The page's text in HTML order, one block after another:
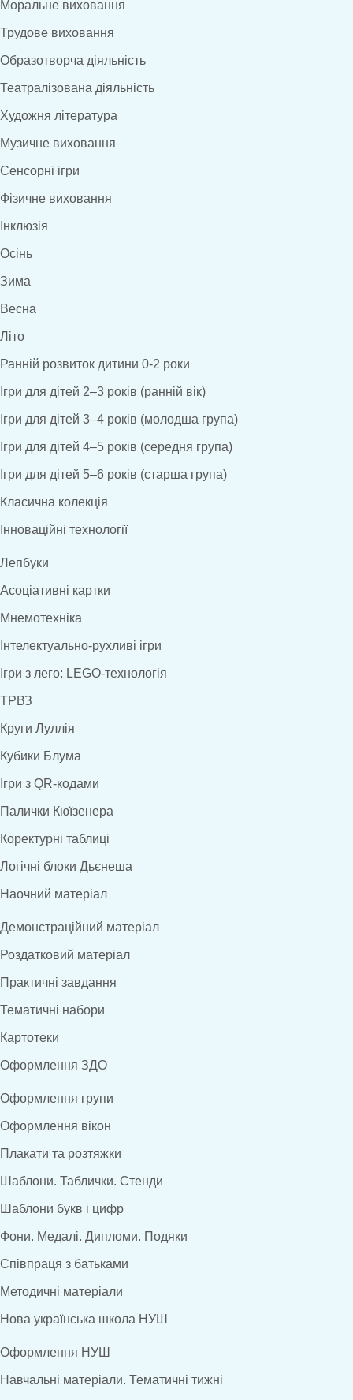
Моральне виховання
Трудове виховання
Образотворча діяльність
Театралізована діяльність
Художня література
Музичне виховання
Сенсорні ігри
Фізичне виховання
Інклюзія
Осінь
Зима
Весна
Літо
Ранній розвиток дитини 0-2 роки
Ігри для дітей 2–3 років (ранній вік)
Ігри для дітей 3–4 років (молодша група)
Ігри для дітей 4–5 років (середня група)
Ігри для дітей 5–6 років (старша група)
Класична колекція
Інноваційні технології
Лепбуки
Асоціативні картки
Мнемотехніка
Інтелектуально-рухливі ігри
Ігри з лего: LEGO-технологія
ТРВЗ
Круги Луллія
Кубики Блума
Ігри з QR-кодами
Палички Кюїзенера
Коректурні таблиці
Логічні блоки Дьєнеша
Наочний матеріал
Демонстраційний матеріал
Роздатковий матеріал
Практичні завдання
Тематичні набори
Картотеки
Оформлення ЗДО
Оформлення групи
Оформлення вікон
Плакати та розтяжки
Шаблони. Таблички. Стенди
Шаблони букв і цифр
Фони. Медалі. Дипломи. Подяки
Співпраця з батьками
Методичні матеріали
Нова українська школа НУШ
Оформлення НУШ
Навчальні матеріали. Тематичні тижні